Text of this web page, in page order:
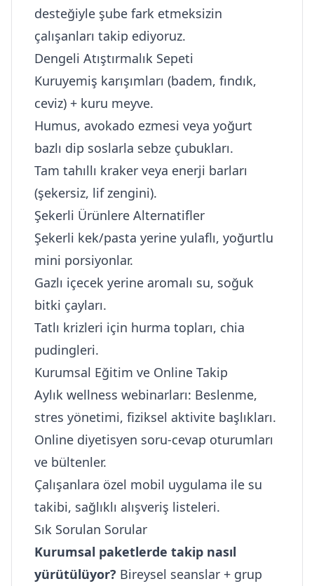
desteğiyle şube fark etmeksizin
çalışanları takip ediyoruz.
Dengeli Atıştırmalık Sepeti
Kuruyemiş karışımları (badem, fındık,
ceviz) + kuru meyve.
Humus, avokado ezmesi veya yoğurt
bazlı dip soslarla sebze çubukları.
Tam tahıllı kraker veya enerji barları
(şekersiz, lif zengini).
Şekerli Ürünlere Alternatifler
Şekerli kek/pasta yerine yulaflı, yoğurtlu
mini porsiyonlar.
Gazlı içecek yerine aromalı su, soğuk
bitki çayları.
Tatlı krizleri için hurma topları, chia
pudingleri.
Kurumsal Eğitim ve Online Takip
Aylık wellness webinarları: Beslenme,
stres yönetimi, fiziksel aktivite başlıkları.
Online diyetisyen soru-cevap oturumları
ve bültenler.
Çalışanlara özel mobil uygulama ile su
takibi, sağlıklı alışveriş listeleri.
Sık Sorulan Sorular
Kurumsal paketlerde takip nasıl
yürütülüyor? Bireysel seanslar + grup